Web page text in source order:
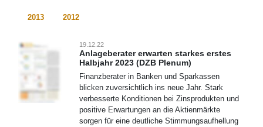
2013 2012
19.12.22
Anlageberater erwarten starkes erstes
Halbjahr 2023 (DZB Plenum)
Finanzberater in Banken und Sparkassen
blicken zuversichtlich ins neue Jahr. Stark
verbesserte Konditionen bei Zinsprodukten und
positive Erwartungen an die Aktienmärkte
sorgen für eine deutliche Stimmungsaufhellung